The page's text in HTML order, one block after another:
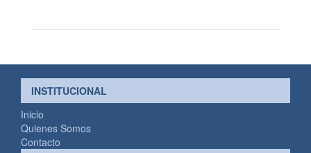
INSTITUCIONAL
Inicio
Quienes Somos
Contacto